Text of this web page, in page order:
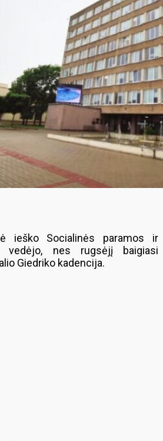
ieško Socialinės paramos ir
vedėjo, nes rugsėjį baigiasi
Giedriko kadencija.